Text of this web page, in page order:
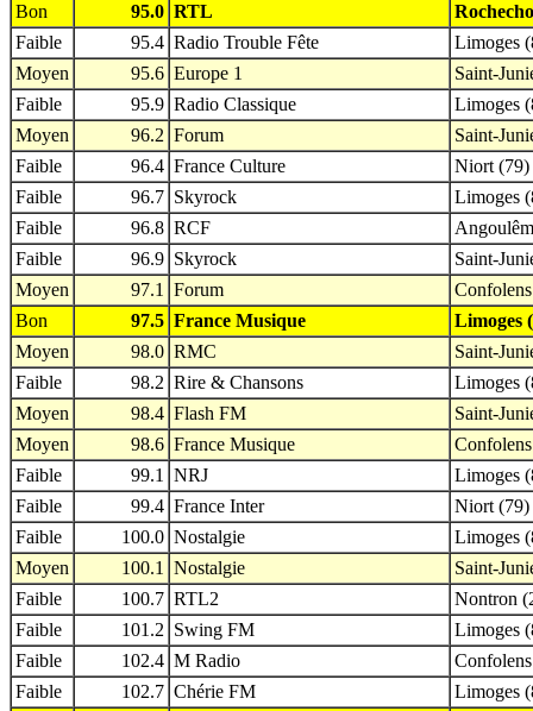
Bon
95.0 RTL
Faible
95.4 Radio Trouble Fête
Limoges
Moyen
95.6 Europe 1
Saint-
Faible
95.9 Radio Classique
Limoges
Moyen
96.2 Forum
Saint-
Faible
96.4 France Culture
Niort (79)
Faible
96.7 Skyrock
Limoges
Faible
96.8 RCF
Faible
96.9 Skyrock
Saint-
Moyen
97.1 Forum
Bon
97.5 France Musique
Limoges
Moyen
98.0 RMC
Saint-
Faible
98.2 Rire & Chansons
Limoges
Moyen
98.4 Flash FM
Saint-
Moyen
98.6 France Musique
Faible
99.1 NRJ
Limoges
Faible
99.4 France Inter
Niort (79)
Faible
100.0 Nostalgie
Limoges
Moyen
100.1 Nostalgie
Saint-
Faible
100.7 RTL2
Nontron
Faible
101.2 Swing FM
Limoges
Faible
102.4 M Radio
Faible
102.7 Chérie FM
Limoges